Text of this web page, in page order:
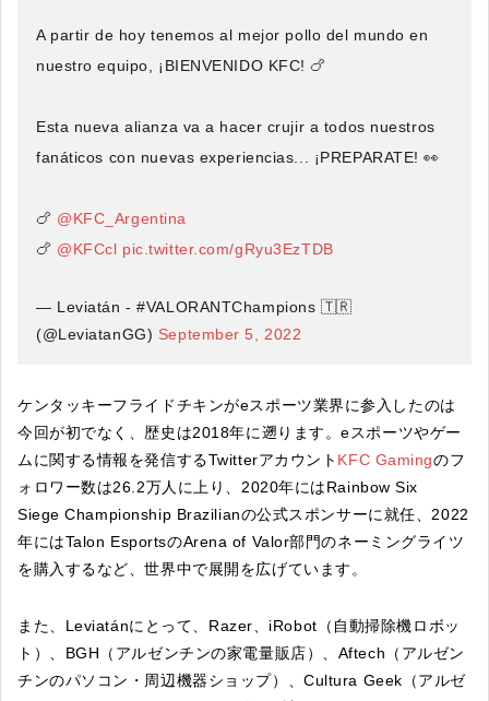
A partir de hoy tenemos al mejor pollo del mundo en
nuestro equipo, ¡BIENVENIDO KFC! 🍗
Esta nueva alianza va a hacer crujir a todos nuestros
fanáticos con nuevas experiencias... ¡PREPARATE! 👀
🍗 @KFC_Argentina
🍗 @KFCcl pic.twitter.com/gRyu3EzTDB
— Leviatán - #VALORANTChampions 🇹🇷
(@LeviatanGG) September 5, 2022
ケンタッキーフライドチキンがeスポーツ業界に参入したのは
今回が初でなく、歴史は2018年に遡ります。eスポーツやゲー
ムに関する情報を発信するTwitterアカウント KFC Gamingのフ
ォロワー数は26.2万人に上り、2020年にはRainbow Six
Siege Championship Brazilianの公式スポンサーに就任、2022
年にはTalon EsportsのArena of Valor部門のネーミングライツ
を購入するなど、世界中で展開を広げています。
また、Leviatánにとって、Razer、iRobot（自動掃除機ロボッ
ト）、BGH（アルゼンチンの家電量販店）、Aftech（アルゼン
チンのパソコン・周辺機器ショップ）、Cultura Geek（アルゼ